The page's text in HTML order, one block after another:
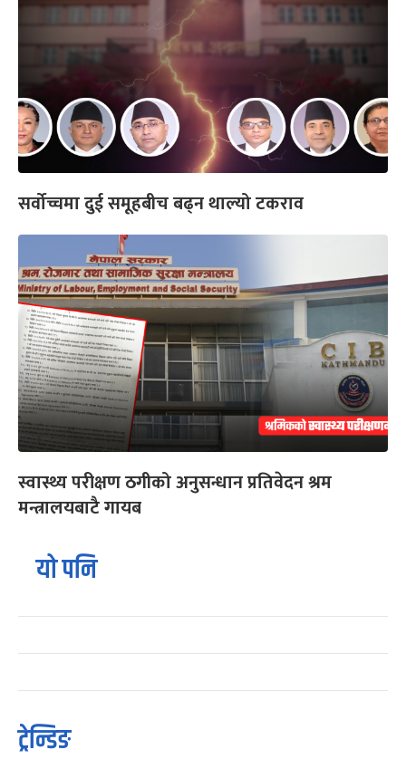
सर्वोच्चमा दुई समूहबीच बढ्न थाल्यो टकराव
स्वास्थ्य परीक्षण ठगीको अनुसन्धान प्रतिवेदन श्रम
मन्त्रालयबाटै गायब
यो पनि
ट्रेन्डिङ